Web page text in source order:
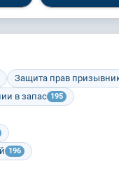
Защита прав
в запас 195
196